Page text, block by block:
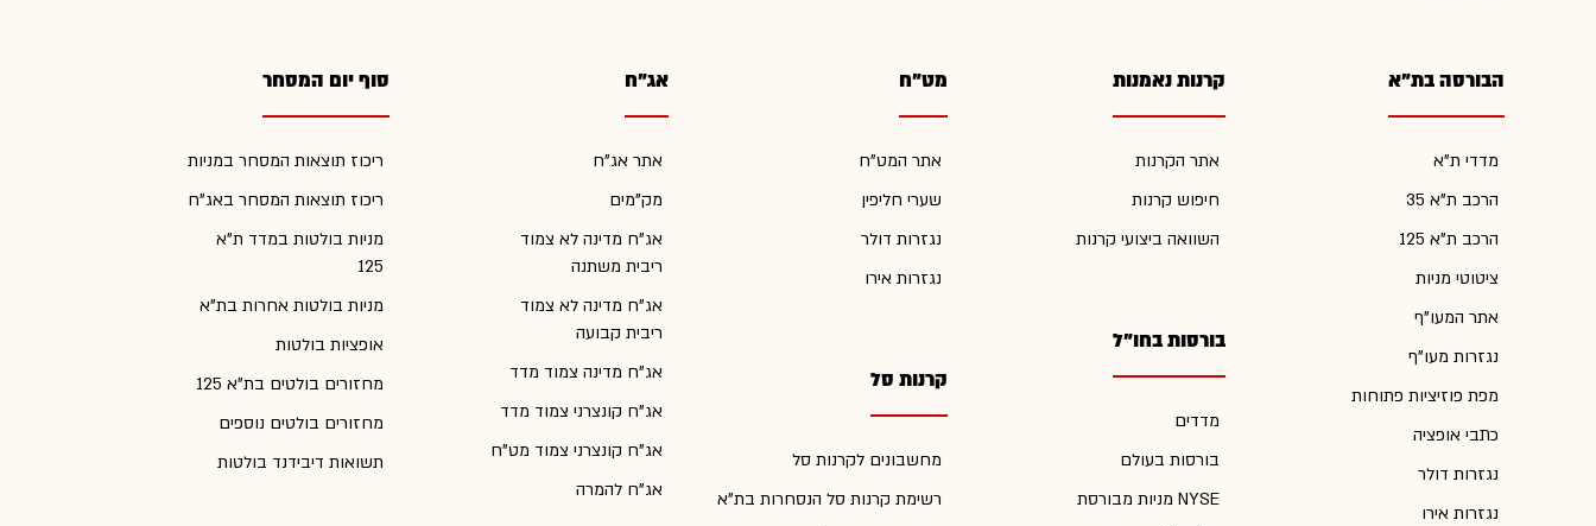
הבורסה בת"א
מדדי ת"א
הרכב ת"א 35
הרכב ת"א 125
ציטוטי מניות
אתר המעו"ף
נגזרות מעו"ף
מפת פוזיציות פתוחות
כתבי אופציה
נגזרות דולר
נגזרות אירו
קרנות נאמנות
אתר הקרנות
חיפוש קרנות
השוואה ביצועי קרנות
בורסות בחו"ל
מדדים
בורסות בעולם
מניות מבורסת NYSE
מט"ח
אתר המט"ח
שערי חליפין
נגזרות דולר
נגזרות אירו
קרנות סל
מחשבונים לקרנות סל
רשימת קרנות סל הנסחרות בת"א
אג"ח
אתר אג"ח
מק"מים
אג"ח מדינה לא צמוד
ריבית משתנה
אג"ח מדינה לא צמוד
ריבית קבועה
אג"ח מדינה צמוד מדד
אג"ח קונצרני צמוד מדד
אג"ח קונצרני צמוד מט"ח
אג"ח להמרה
סוף יום המסחר
ריכוז תוצאות המסחר במניות
ריכוז תוצאות המסחר באג"ח
מניות בולטות במדד ת"א
125
מניות בולטות אחרות בת"א
אופציות בולטות
מחזורים בולטים בת"א 125
מחזורים בולטים נוספים
תשואות דיבידנד בולטות